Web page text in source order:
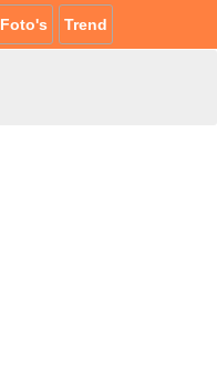
Foto's Trend